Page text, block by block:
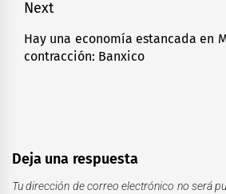
Next
Next
post:
Hay una economía estancada en
contracción: Banxico
Deja una respuesta
Tu dirección de correo electrónico no será